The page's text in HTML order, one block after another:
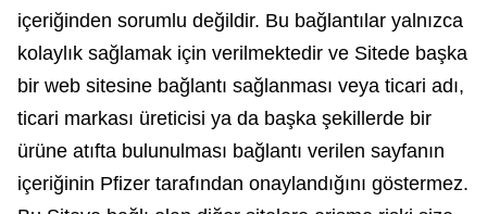
içeriğinden sorumlu değildir. Bu bağlantılar yalnızca
kolaylık sağlamak için verilmektedir ve Sitede başka
bir web sitesine bağlantı sağlanması veya ticari adı,
ticari markası üreticisi ya da başka şekillerde bir
ürüne atıfta bulunulması bağlantı verilen sayfanın
içeriğinin Pfizer tarafından onaylandığını göstermez.